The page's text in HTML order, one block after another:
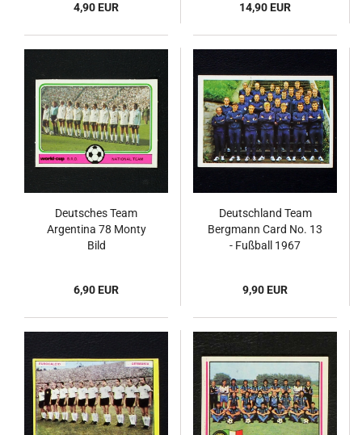
4,90 EUR 14,90 EUR
Deutsches Team
Argentina 78 Monty
Bild
6,90 EUR
Deutschland Team
Bergmann Card No. 13
- Fußball 1967
9,90 EUR